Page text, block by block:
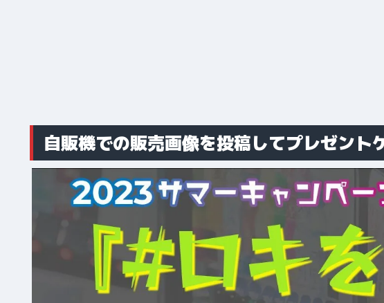
自販機での販売画像を投稿してプレゼント